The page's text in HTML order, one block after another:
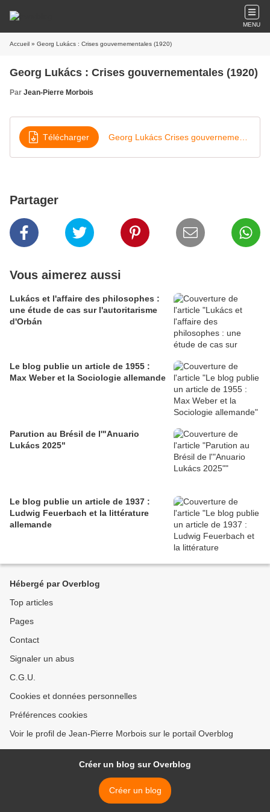
MENU
Accueil » Georg Lukács : Crises gouvernementales (1920)
Georg Lukács : Crises gouvernementales (1920)
Par Jean-Pierre Morbois
Télécharger
Partager
Vous aimerez aussi
Lukács et l'affaire des philosophes :
une étude de cas sur l'autoritarisme
d'Orbán
Le blog publie un article de 1955 :
Max Weber et la Sociologie allemande
Parution au Brésil de l'"Anuario
Lukács 2025"
Le blog publie un article de 1937 :
Ludwig Feuerbach et la littérature
allemande
Hébergé par Overblog
Top articles
Pages
Contact
Signaler un abus
C.G.U.
Cookies et données personnelles
Préférences cookies
Voir le profil de Jean-Pierre Morbois sur le portail Overblog
Créer un blog sur Overblog
Créer un blog